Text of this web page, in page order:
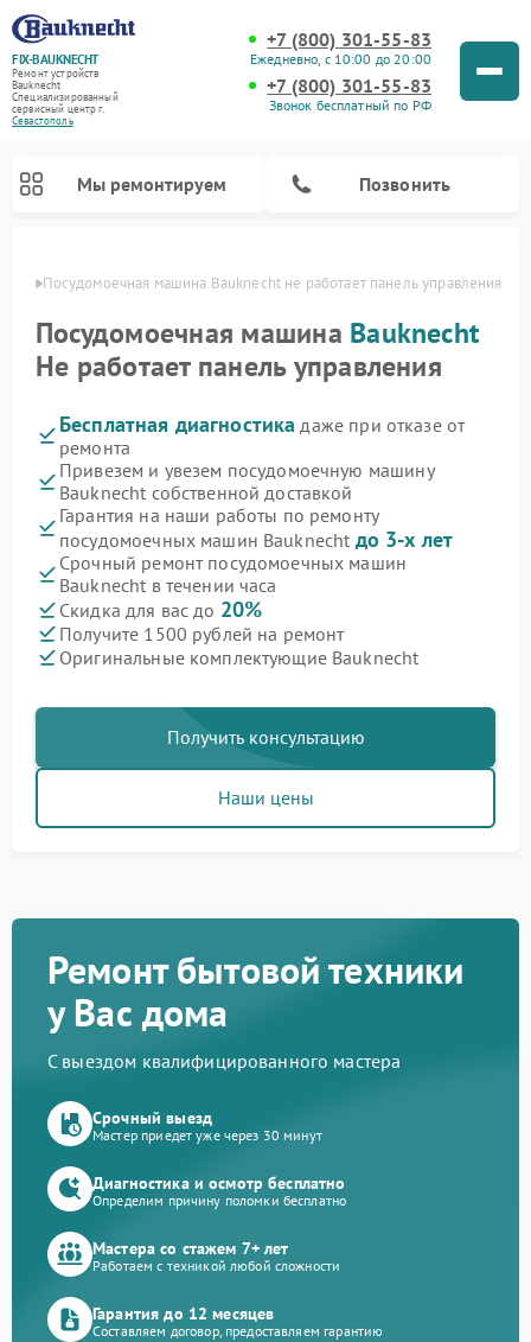
FIX-BAUKNECHT
Ремонт устройств
Bauknecht
Специализированный
cервисный центр г.
Севастополь
+7 (800) 301-55-83
Ежедневно, с 10:00 до 20:00
+7 (800) 301-55-83
Звонок бесплатный по РФ
Мы ремонтируем Позвонить
Посудомоечная машина Bauknecht не работает панель управления
Посудомоечная машина Bauknecht
Не работает панель управления
Бесплатная диагностика даже при отказе от
ремонта
Привезем и увезем посудомоечную машину
Bauknecht собственной доставкой
Гарантия на наши работы по ремонту
посудомоечных машин Bauknecht до 3-х лет
Срочный ремонт посудомоечных машин
Bauknecht в течении часа
Скидка для вас до 20%
Получите 1500 рублей на ремонт
Оригинальные комплектующие Bauknecht
Получить консультацию
Наши цены
Ремонт бытовой техники
у Вас дома
С выездом квалифицированного мастера
Срочный выезд
Мастер приедет уже через 30 минут
Диагностика и осмотр бесплатно
Определим причину поломки бесплатно
Мастера со стажем 7+ лет
Работаем с техникой любой сложности
Гарантия до 12 месяцев
Составляем договор, предоставляем гарантию